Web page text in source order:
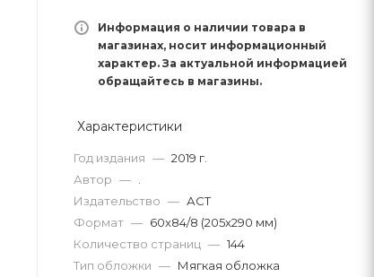
Информация о наличии товара в
магазинах, носит информационный
характер. За актуальной информацией
обращайтесь в магазины.
Характеристики
Год издания — 2019 г.
Автор —
Издательство — АСТ
Формат — 60x84/8 (205x290 мм)
Количество страниц — 144
Тип обложки — Мягкая обложка